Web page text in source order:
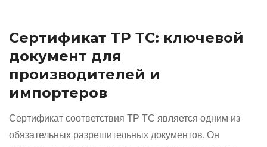
Сертификат ТР ТС: ключевой
документ для
производителей и
импортеров
Сертификат соответствия ТР ТС является одним из
обязательных разрешительных документов. Он